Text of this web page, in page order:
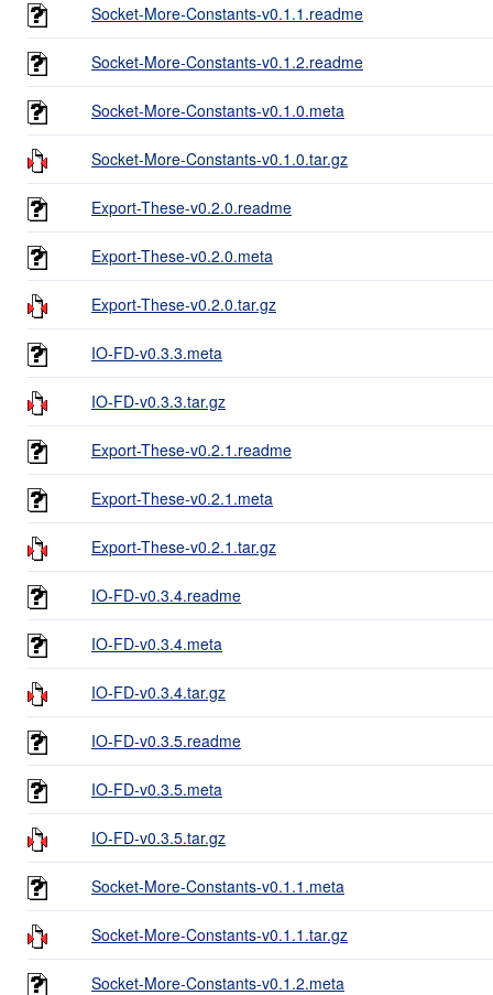
Socket-More-Constants-v0.1.1.readme
Socket-More-Constants-v0.1.2.readme
Socket-More-Constants-v0.1.0.meta
Socket-More-Constants-v0.1.0.tar.gz
Export-These-v0.2.0.readme
Export-These-v0.2.0.meta
Export-These-v0.2.0.tar.gz
IO-FD-v0.3.3.meta
IO-FD-v0.3.3.tar.gz
Export-These-v0.2.1.readme
Export-These-v0.2.1.meta
Export-These-v0.2.1.tar.gz
IO-FD-v0.3.4.readme
IO-FD-v0.3.4.meta
IO-FD-v0.3.4.tar.gz
IO-FD-v0.3.5.readme
IO-FD-v0.3.5.meta
IO-FD-v0.3.5.tar.gz
Socket-More-Constants-v0.1.1.meta
Socket-More-Constants-v0.1.1.tar.gz
Socket-More-Constants-v0.1.2.meta